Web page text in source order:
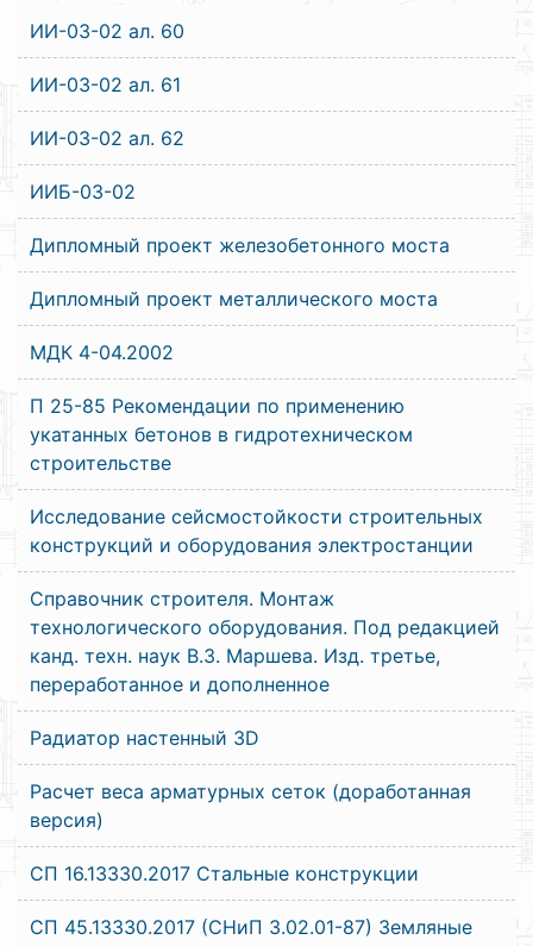
ИИ-03-02 ал. 60
ИИ-03-02 ал. 61
ИИ-03-02 ал. 62
ИИБ-03-02
Дипломный проект железобетонного моста
Дипломный проект металлического моста
МДК 4-04.2002
П 25-85 Рекомендации по применению
укатанных бетонов в гидротехническом
строительстве
Исследование сейсмостойкости строительных
конструкций и оборудования электростанции
Справочник строителя. Монтаж
технологического оборудования. Под редакцией
канд. техн. наук В.З. Маршева. Изд. третье,
переработанное и дополненное
Радиатор настенный 3D
Расчет веса арматурных сеток (доработанная
версия)
СП 16.13330.2017 Стальные конструкции
СП 45.13330.2017 (СНиП 3.02.01-87) Земляные